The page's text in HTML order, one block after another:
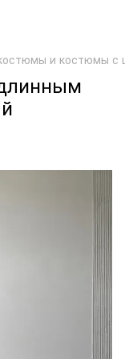
и костюмы с